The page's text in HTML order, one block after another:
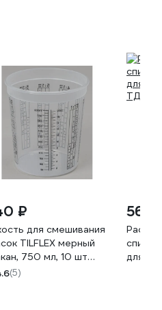
₽
для смешивания
TILFLEX мерный
750 мл, 10 шт
750/10
(5)
560
для